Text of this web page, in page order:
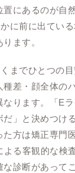
にあるのが自
に前に出てい
ます。
までひとつの目
差・顔全体の
ります。「E
だ」と決めつけ
方は矯正専門
よる客観的な検
な診断があって